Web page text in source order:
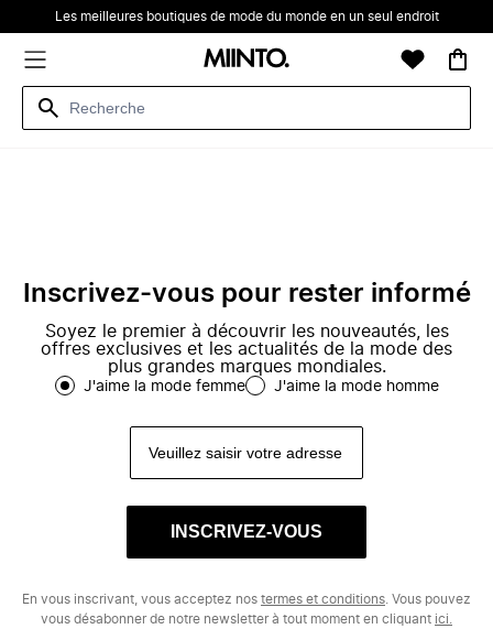
Les meilleures boutiques de mode du monde en un seul endroit
Inscrivez-vous pour rester informé
Soyez le premier à découvrir les nouveautés, les
offres exclusives et les actualités de la mode des
plus grandes marques mondiales.
J'aime la mode femme J'aime la mode homme
INSCRIVEZ-VOUS
En vous inscrivant, vous acceptez nos termes et conditions . Vous pouvez
vous désabonner de notre newsletter à tout moment en cliquant ici.